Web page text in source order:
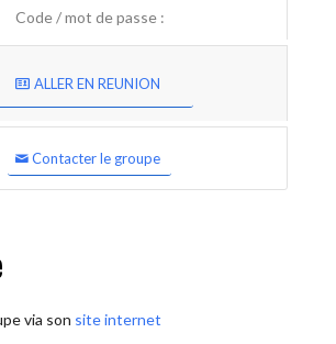
Code / mot de passe :
ALLER EN REUNION
Contacter le groupe
via son site internet